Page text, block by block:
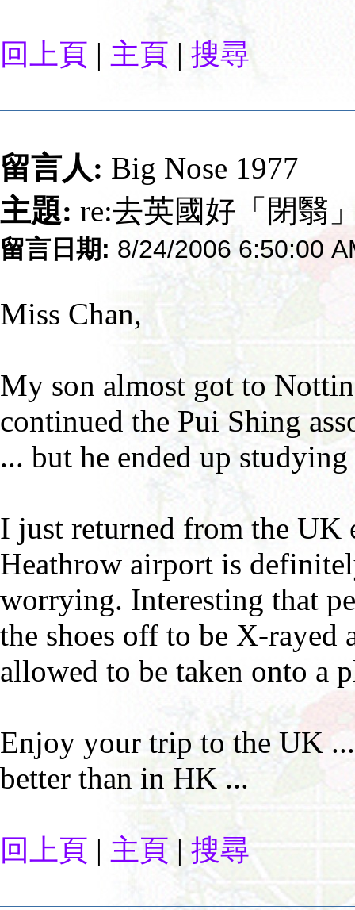
回上頁 | 主頁 | 搜尋
留言人: Big Nose 1977
主題: re:去英國好「閉翳
留言日期: 8/24/2006 6:50:00
Miss Chan,
My son almost got to
continued the Pui Shing
... but he ended up
I just returned from the UK
Heathrow airport is
worrying. Interesting that
the shoes off to be X-
allowed to be taken onto a
Enjoy your trip to the UK ...
better than in HK ...
回上頁 | 主頁 | 搜尋